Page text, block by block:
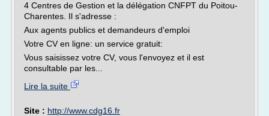
4 Centres de Gestion et la délégation CNFPT du Poitou-
Charentes. Il s'adresse :
Aux agents publics et demandeurs d'emploi
Votre CV en ligne: un service gratuit:
Vous saisissez votre CV, vous l'envoyez et il est
consultable par les...
Lire la suite
Site : http://www.cdg16.fr